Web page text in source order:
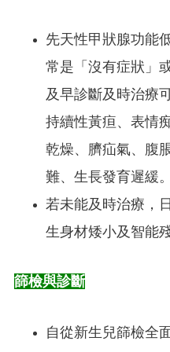
先天性甲狀腺功能
常是「沒有症狀」
及早診斷及時治療
持續性黃疸、表情
乾燥、臍疝氣、腹
難、生長發育遲緩。
若未能及時治療，
生身材矮小及智能
篩檢與診斷
自從新生兒篩檢全